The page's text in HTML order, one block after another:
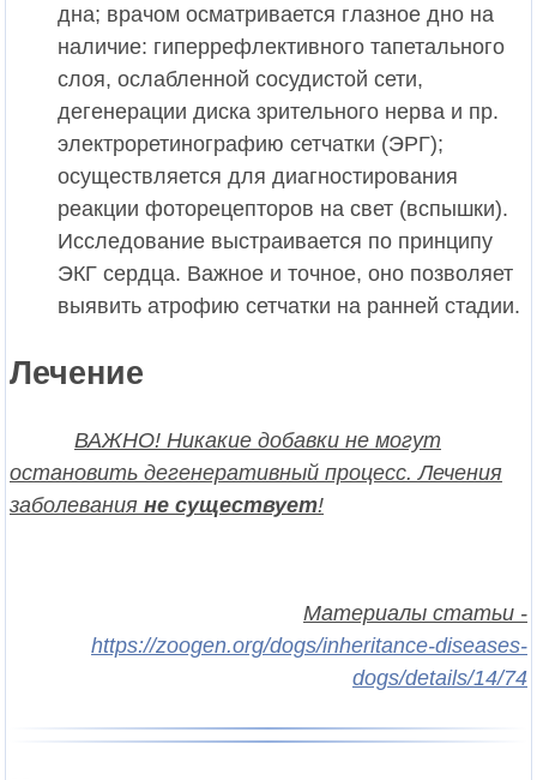
дна; врачом осматривается глазное дно на
наличие: гиперрефлективного тапетального
слоя, ослабленной сосудистой сети,
дегенерации диска зрительного нерва и пр.
электроретинографию сетчатки (ЭРГ);
осуществляется для диагностирования
реакции фоторецепторов на свет (вспышки).
Исследование выстраивается по принципу
ЭКГ сердца. Важное и точное, оно позволяет
выявить атрофию сетчатки на ранней стадии.
Лечение
ВАЖНО! Никакие добавки не могут
остановить дегенеративный процесс. Лечения
заболевания не существует!
Материалы статьи -
https://zoogen.org/dogs/inheritance-diseases-
dogs/details/14/74